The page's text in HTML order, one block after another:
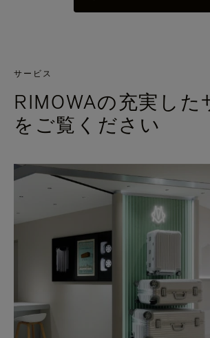
サービス
RIMOWAの充実した
をご覧ください